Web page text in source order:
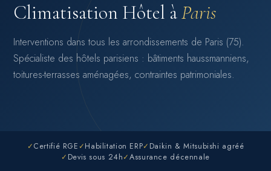
Climatisation Hôtel àParis
Interventions dans tous les arrondissements de Paris (75).
Spécialiste des hôtels parisiens : bâtiments haussmanniens,
toitures-terrasses aménagées, contraintes patrimoniales.
✓Certifié RGE ✓Habilitation ERP✓ Daikin & Mitsubishi agréé
✓ Devis sous 24h✓Assurance décennale